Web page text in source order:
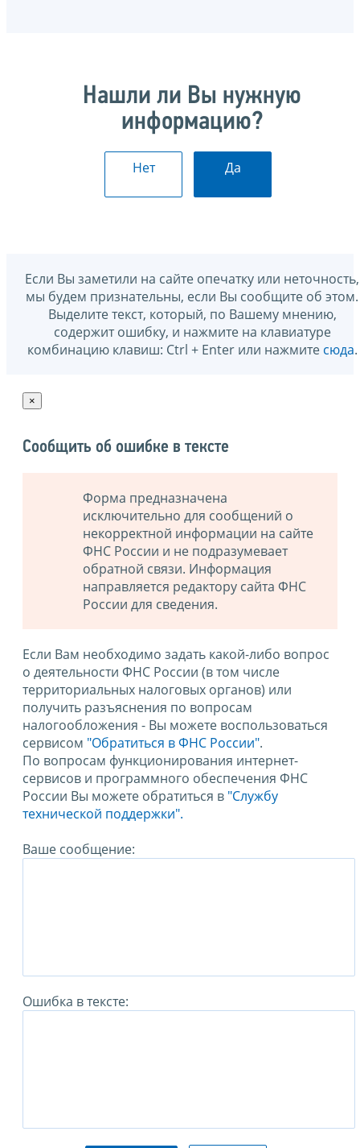
Нашли ли Вы нужную
информацию?
Нет Да
Если Вы заметили на сайте опечатку или неточность,
мы будем признательны, если Вы сообщите об этом.
Выделите текст, который, по Вашему мнению,
содержит ошибку, и нажмите на клавиатуре
комбинацию клавиш: Ctrl + Enter или нажмите сюда.
×
Сообщить об ошибке в тексте
Форма предназначена
исключительно для сообщений о
некорректной информации на сайте
ФНС России и не подразумевает
обратной связи. Информация
направляется редактору сайта ФНС
России для сведения.
Если Вам необходимо задать какой-либо вопрос
о деятельности ФНС России (в том числе
территориальных налоговых органов) или
получить разъяснения по вопросам
налогообложения - Вы можете воспользоваться
сервисом "Обратиться в ФНС России".
По вопросам функционирования интернет-
сервисов и программного обеспечения ФНС
России Вы можете обратиться в "Службу
технической поддержки".
Ваше сообщение:
Ошибка в тексте: